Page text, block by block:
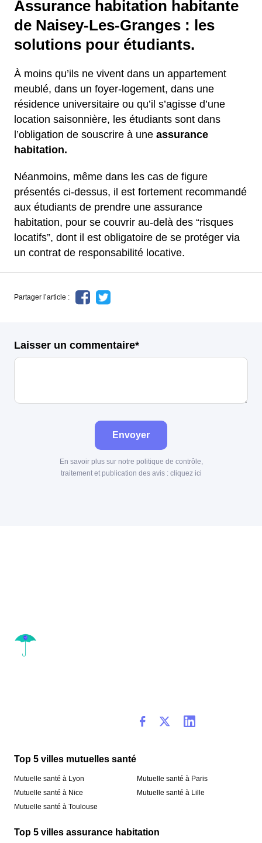
Assurance habitation habitante
de Naisey-Les-Granges : les
solutions pour étudiants.
À moins qu’ils ne vivent dans un appartement
meublé, dans un foyer-logement, dans une
résidence universitaire ou qu’il s’agisse d’une
location saisonnière, les étudiants sont dans
l’obligation de souscrire à une assurance
habitation.
Néanmoins, même dans les cas de figure
présentés ci-dessus, il est fortement recommandé
aux étudiants de prendre une assurance
habitation, pour se couvrir au-delà des “risques
locatifs”, dont il est obligatoire de se protéger via
un contrat de responsabilité locative.
Partager l’article :
Laisser un commentaire*
Envoyer
En savoir plus sur notre politique de contrôle,
traitement et publication des avis : cliquez ici
Top 5 villes mutuelles santé
Mutuelle santé à Lyon
Mutuelle santé à Nice
Mutuelle santé à Toulouse
Mutuelle santé à Paris
Mutuelle santé à Lille
Top 5 villes assurance habitation